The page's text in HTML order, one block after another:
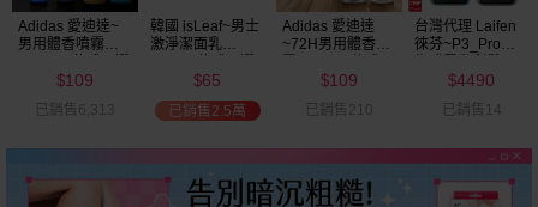
Adidas 愛迪達
~72H男用體香噴
$109
已銷售210
台灣代理 Laifen
徠芬~P3_Pro往
款式可選4490
已銷售14
Calvin Klein~cK
One中性淡香水
$788
已銷售2,263
韓國 isLeaf~男性
私密激淨慕絲
$680
已銷售3,381